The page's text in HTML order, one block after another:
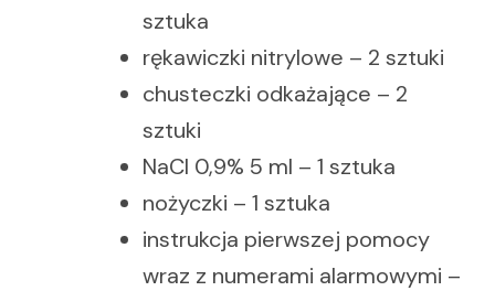
sztuka
rękawiczki nitrylowe – 2 sztuki
chusteczki odkażające – 2
sztuki
NaCl 0,9% 5 ml – 1 sztuka
nożyczki – 1 sztuka
instrukcja pierwszej pomocy
wraz z numerami alarmowymi –